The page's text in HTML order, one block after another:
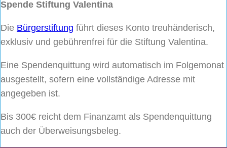
Spende Stiftung Valentina
Die Bürgerstiftung führt dieses Konto treuhänderisch,
exklusiv und gebührenfrei für die Stiftung Valentina.
Eine Spendenquittung wird automatisch im Folgemonat
ausgestellt, sofern eine vollständige Adresse mit
angegeben ist.
Bis 300€ reicht dem Finanzamt als Spendenquittung
auch der Überweisungsbeleg.